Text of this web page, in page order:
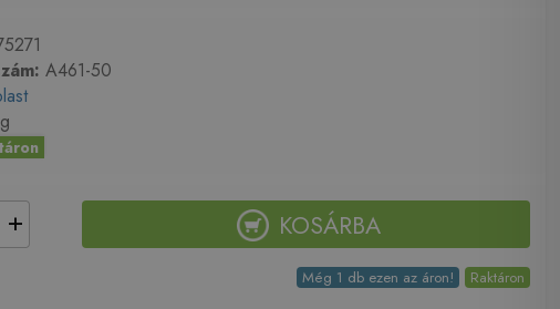
A461-50
KOSÁRBA
+
Még 1 db ezen az áron! Raktáron